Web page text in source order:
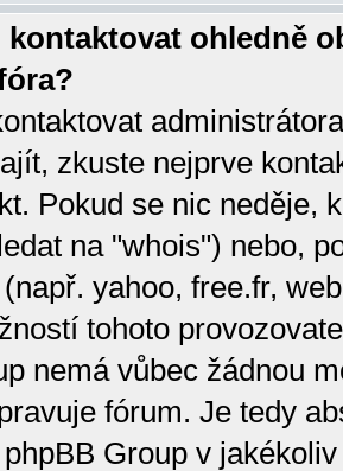
kontaktovat ohledně
zkuste nejprve
Pokud se nic neděje,
na "whois") nebo,
yahoo, free.fr,
tohoto
nemá vůbec žádnou
fórum. Je tedy
phpBB Group v